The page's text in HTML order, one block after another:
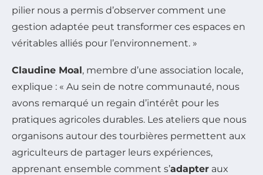
pilier nous a permis d’observer comment une
gestion adaptée peut transformer ces espaces en
véritables alliés pour l’environnement. »
Claudine Moal, membre d’une association locale,
explique : « Au sein de notre communauté, nous
avons remarqué un regain d’intérêt pour les
pratiques agricoles durables. Les ateliers que nous
organisons autour des tourbières permettent aux
agriculteurs de partager leurs expériences,
apprenant ensemble comment s’adapter aux